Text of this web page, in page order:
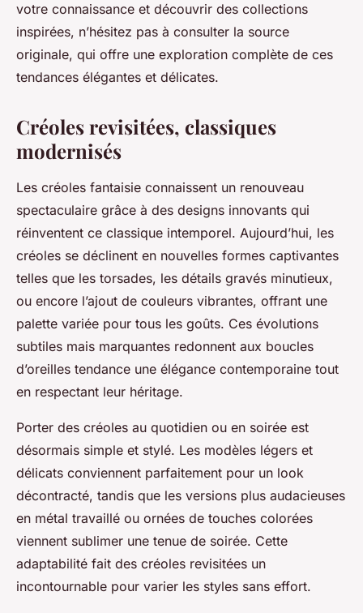
votre connaissance et découvrir des collections
inspirées, n’hésitez pas à consulter la source
originale, qui offre une exploration complète de ces
tendances élégantes et délicates.
Créoles revisitées, classiques
modernisés
Les créoles fantaisie connaissent un renouveau
spectaculaire grâce à des designs innovants qui
réinventent ce classique intemporel. Aujourd’hui, les
créoles se déclinent en nouvelles formes captivantes
telles que les torsades, les détails gravés minutieux,
ou encore l’ajout de couleurs vibrantes, offrant une
palette variée pour tous les goûts. Ces évolutions
subtiles mais marquantes redonnent aux boucles
d’oreilles tendance une élégance contemporaine tout
en respectant leur héritage.
Porter des créoles au quotidien ou en soirée est
désormais simple et stylé. Les modèles légers et
délicats conviennent parfaitement pour un look
décontracté, tandis que les versions plus audacieuses
en métal travaillé ou ornées de touches colorées
viennent sublimer une tenue de soirée. Cette
adaptabilité fait des créoles revisitées un
incontournable pour varier les styles sans effort.